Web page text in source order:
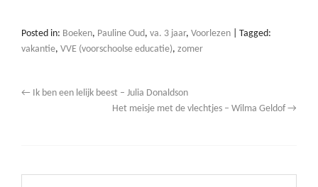
Posted in: Boeken, Pauline Oud, va. 3 jaar, Voorlezen
Tagged:
vakantie, VVE (voorschoolse educatie), zomer
← Ik ben een lelijk beest – Julia Donaldson
Het meisje met de vlechtjes – Wilma Geldof →